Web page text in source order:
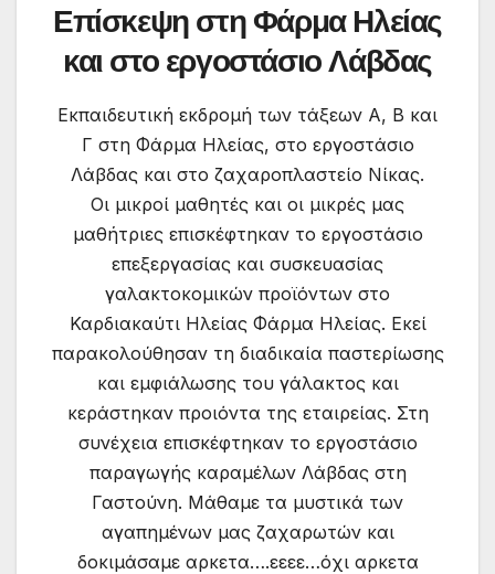
Επίσκεψη στη Φάρμα Ηλείας
και στο εργοστάσιο Λάβδας
Εκπαιδευτική εκδρομή των τάξεων Α, Β και
Γ στη Φάρμα Ηλείας, στο εργοστάσιο
Λάβδας και στο ζαχαροπλαστείο Νίκας.
Οι μικροί μαθητές και οι μικρές μας
μαθήτριες επισκέφτηκαν το εργοστάσιο
επεξεργασίας και συσκευασίας
γαλακτοκομικών προϊόντων στο
Καρδιακαύτι Ηλείας Φάρμα Ηλείας. Εκεί
παρακολούθησαν τη διαδικαία παστερίωσης
και εμφιάλωσης του γάλακτος και
κεράστηκαν προιόντα της εταιρείας. Στη
συνέχεια επισκέφτηκαν το εργοστάσιο
παραγωγής καραμέλων Λάβδας στη
Γαστούνη. Μάθαμε τα μυστικά των
αγαπημένων μας ζαχαρωτών και
δοκιμάσαμε αρκετα….εεεε…όχι αρκετα